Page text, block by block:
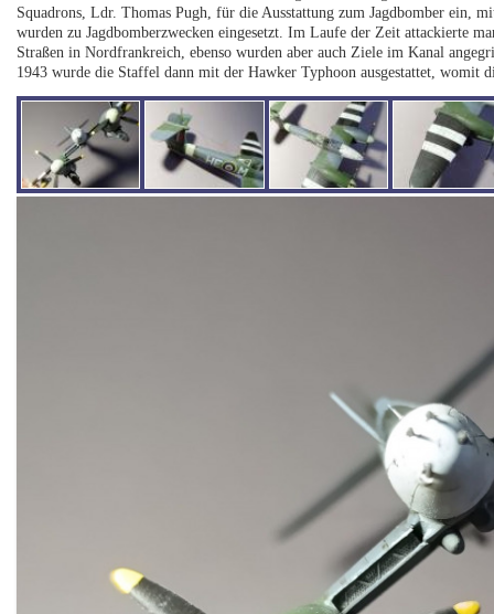
Squadrons, Ldr. Thomas Pugh, für die Ausstattung zum Jagdbomber ein,
wurden zu Jagdbomberzwecken eingesetzt. Im Laufe der Zeit attackierte
Straßen in Nordfrankreich, ebenso wurden aber auch Ziele im Kanal
1943 wurde die Staffel dann mit der Hawker Typhoon ausgestattet, womit